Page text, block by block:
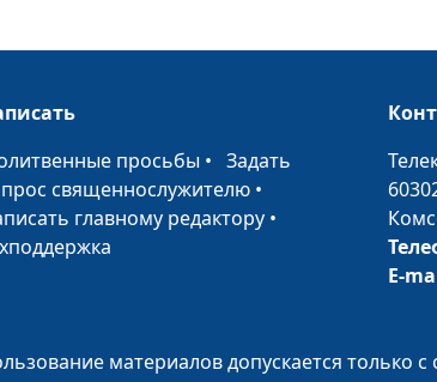
виноградника
просьбы •Задать
священнослужителю •
главному редактору •
E-
материалов допускается только с